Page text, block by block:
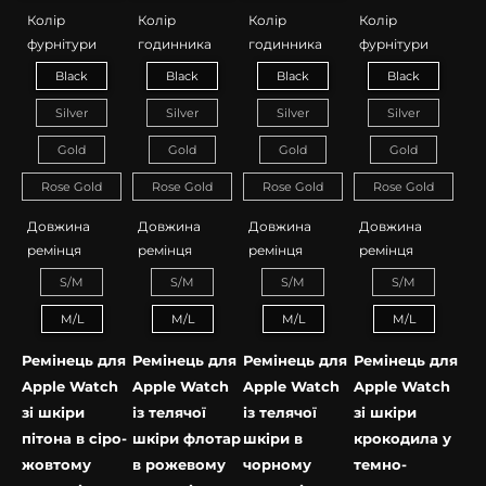
Ручна робота майстрів Kartell
Колір
фурнітури
Black
Silver
Gold
Rose Gold
Довжина
ремінця
S/M
M/L
Ремінець для
Apple Watch
зі шкіри
пітона в сіро-
жовтому
Колір
годинника
Black
Silver
Gold
Rose Gold
Довжина
ремінця
S/M
M/L
Ремінець для
Apple Watch
із телячої
шкіри флотар
в рожевому
Колір
годинника
Black
Silver
Gold
Rose Gold
Довжина
ремінця
S/M
M/L
Ремінець для
Apple Watch
із телячої
шкіри в
чорному
Колір
фурнітури
Black
Silver
Gold
Rose Gold
Довжина
ремінця
S/M
M/L
Ремінець для
Apple Watch
зі шкіри
крокодила у
темно-